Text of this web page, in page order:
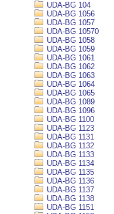
UDA-BG 104
UDA-BG 1056
UDA-BG 1057
UDA-BG 10570
UDA-BG 1058
UDA-BG 1059
UDA-BG 1061
UDA-BG 1062
UDA-BG 1063
UDA-BG 1064
UDA-BG 1065
UDA-BG 1089
UDA-BG 1096
UDA-BG 1100
UDA-BG 1123
UDA-BG 1131
UDA-BG 1132
UDA-BG 1133
UDA-BG 1134
UDA-BG 1135
UDA-BG 1136
UDA-BG 1137
UDA-BG 1138
UDA-BG 1151